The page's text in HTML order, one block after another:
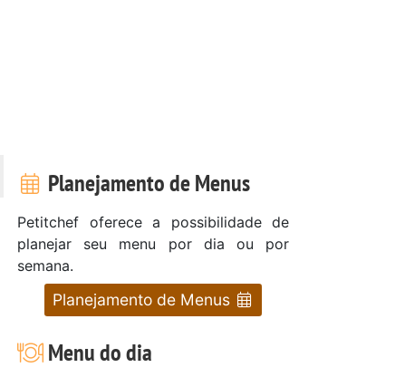
Planejamento de Menus
Petitchef oferece a possibilidade de
planejar seu menu por dia ou por
semana.
Planejamento de Menus
Menu do dia